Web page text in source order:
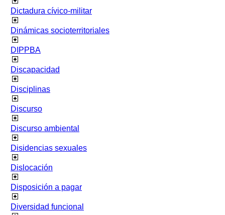
Dictadura cívico-militar
Dinámicas socioterritoriales
DIPPBA
Discapacidad
Disciplinas
Discurso
Discurso ambiental
Disidencias sexuales
Dislocación
Disposición a pagar
Diversidad funcional